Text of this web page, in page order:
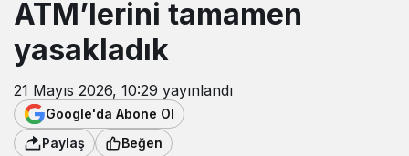
ATM’lerini tamamen
yasakladık
21 Mayıs 2026, 10:29 yayınlandı
Google'da Abone Ol
Paylaş
Beğen